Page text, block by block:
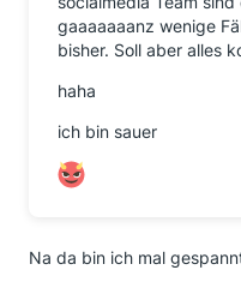
gaaaaaaanz wenige
bisher. Soll aber alles
haha
ich bin sauer
Na da bin ich mal